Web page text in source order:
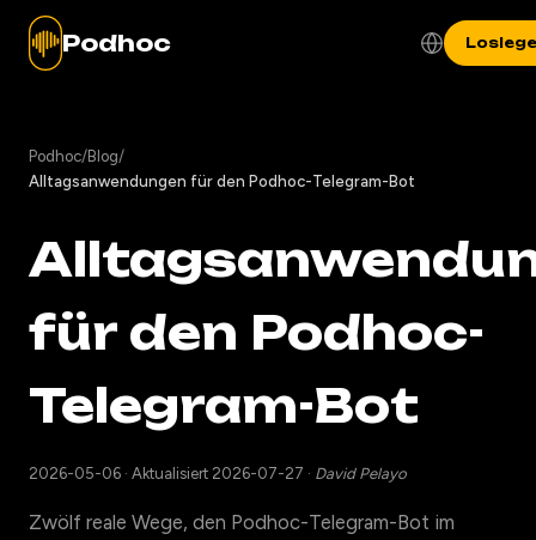
Podhoc
Podhoc/Blog/
Alltagsanwendungen für den Podhoc-Telegram-Bot
für den Podhoc-
Telegram-Bot
2026-05-06 · Aktualisiert 2026-07-27 · David Pelayo
Zwölf reale Wege, den Podhoc-Telegram-Bot im